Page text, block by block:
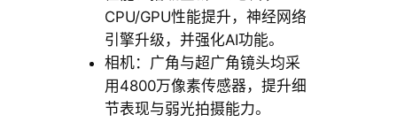
CPU/GPU性能提升，神经网络
引擎升级，并强化AI功能。
相机：广角与超广角镜头均采
用4800万像素传感器，提升细
节表现与弱光拍摄能力。